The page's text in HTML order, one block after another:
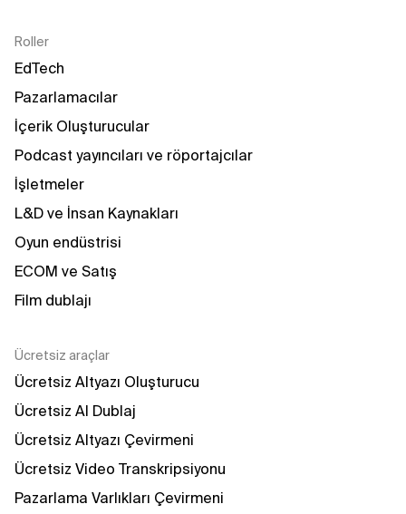
Roller
EdTech
Pazarlamacılar
İçerik Oluşturucular
Podcast yayıncıları ve röportajcılar
İşletmeler
L&D ve İnsan Kaynakları
Oyun endüstrisi
ECOM ve Satış
Film dublajı
Ücretsiz araçlar
Ücretsiz Altyazı Oluşturucu
Ücretsiz AI Dublaj
Ücretsiz Altyazı Çevirmeni
Ücretsiz Video Transkripsiyonu
Pazarlama Varlıkları Çevirmeni